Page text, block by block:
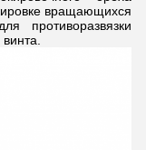
вращающихся
противоразвязки